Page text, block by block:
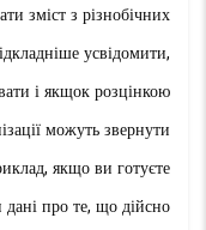
зміст з різнобічних
усвідомити,
і якщок розцінкою.
можуть звернути
якщо ви готуєте
про те, що дійсно